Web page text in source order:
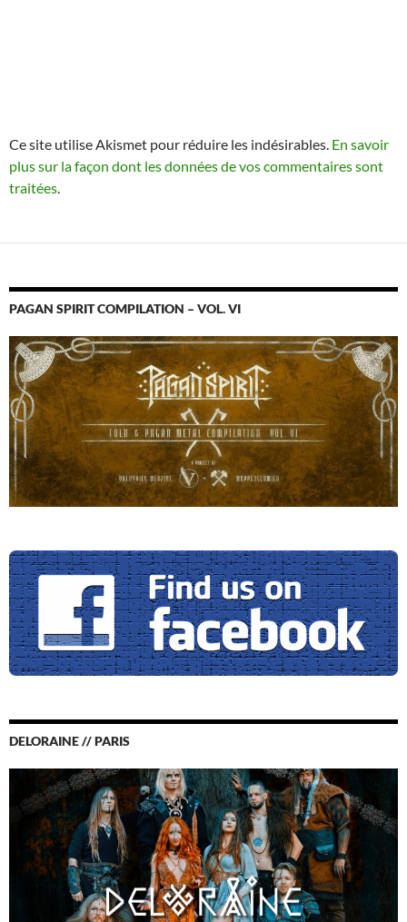
Ce site utilise Akismet pour réduire les indésirables. En savoir
plus sur la façon dont les données de vos commentaires sont
traitées.
PAGAN SPIRIT COMPILATION – VOL. VI
DELORAINE // PARIS